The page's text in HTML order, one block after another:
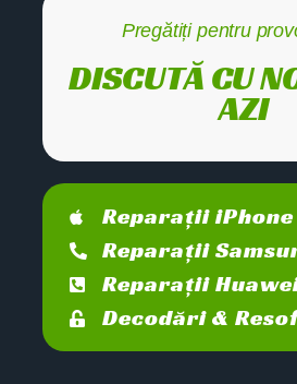
Pregătiți pentru
DISCUTĂ CU
AZI
Reparații iPhone
Reparații
Reparații
Decodări &